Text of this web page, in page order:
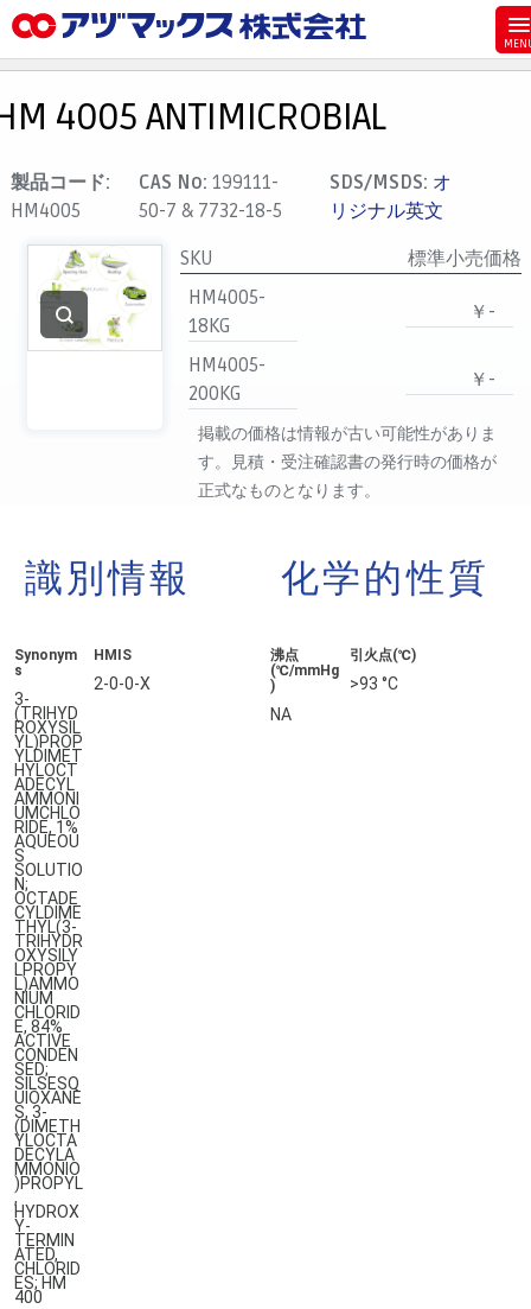
お気に入り
カート
マイアカウント
主要取扱ブランド
代理店一覧
支払い
4005 ANTIMICROBIAL
製品コード:
HM4005
CAS No: 199111-
50-7 & 7732-18-5
SDS/MSDS: オ
リジナル英文
SKU
標準小売価格
HM4005-
18KG
￥-
HM4005-
200KG
￥-
掲載の価格は情報が古い可能性がありま
す。見積・受注確認書の発行時の価格が
正式なものとなります。
識別情報
Synonym
s
3-
(TRIHYD
ROXYSIL
YL)PROP
YLDIMET
HYLOCT
ADECYL
AMMONI
UMCHLO
RIDE, 1%
AQUEOU
S
SOLUTIO
N;
OCTADE
CYLDIME
THYL(3-
TRIHYDR
OXYSILY
LPROPY
L)AMMO
NIUM
CHLORID
E, 84%
ACTIVE
CONDEN
SED;
SILSESQ
UIOXANE
S, 3-
(DIMETH
YLOCTA
DECYLA
MMONIO
)PROPYL
,
HYDROX
Y-
TERMIN
ATED,
CHLORID
ES; HM
400
HMIS
2-0-0-X
化学的性質
沸点
(℃/mmHg
)
NA
引火点(℃)
>93 °C